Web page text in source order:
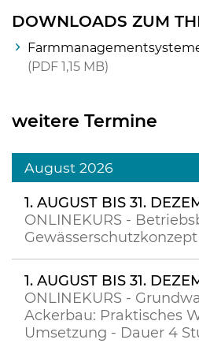
DOWNLOADS ZUM
Farmmanagementsysteme
PDF 1,15 MB
weitere Termine
August 2026
1. AUGUST BIS 31.
ONLINEKURS -
1. AUGUST BIS 31.
ONLINEKURS -
Ackerbau: Praktisches
Umsetzung - Dauer 4